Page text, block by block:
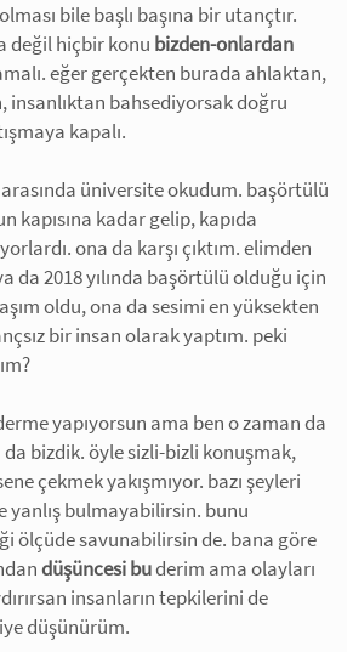
bile başlı başına bir utançtır.
değil hiçbir konu bizden-onlardan
eğer gerçekten burada ahlaktan,
bahsediyorsak doğru
kapalı.
arasında üniversite okudum. başörtülü
kapısına kadar gelip, kapıda
ona da karşı çıktım. elimden
da 2018 yılında başörtülü olduğu için
oldu, ona da sesimi en yüksekten
bir insan olarak yaptım. peki
yapıyorsun ama ben o zaman da
bizdik. öyle sizli-bizli konuşmak,
çekmek yakışmıyor. bazı şeyleri
yanlış bulmayabilirsin. bunu
ölçüde savunabilirsin de. bana göre
düşüncesi buderim ama olayları
insanların tepkilerini de
düşünürüm.